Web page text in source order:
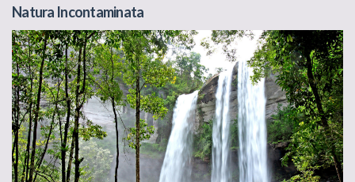
Natura Incontaminata